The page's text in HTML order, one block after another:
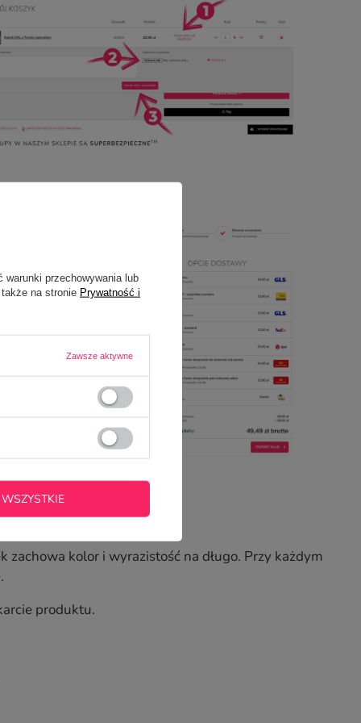
kolor i wyrazistość na długo. Przy każdym
produktu.
warunki przechowywania lub
na stronie Prywatność i
Zawsze aktywne